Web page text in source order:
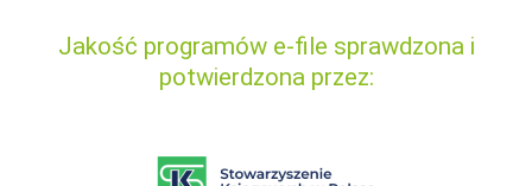
Jakość programów e-file sprawdzona i
potwierdzona przez: